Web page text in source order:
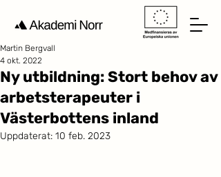
Ny utbildning: Stort behov av
arbetsterapeuter i
Västerbottens inland
Martin Bergvall
4 okt. 2022
Uppdaterat: 10 feb. 2023